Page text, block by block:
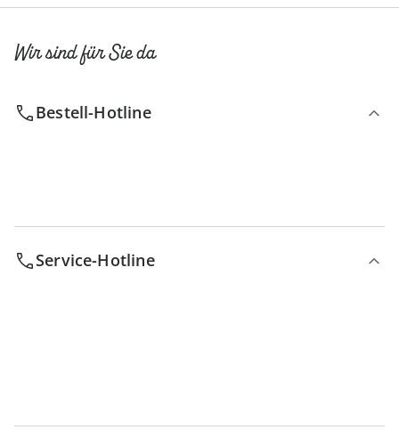
Wir sind für Sie da
Bestell-Hotline
Service-Hotline